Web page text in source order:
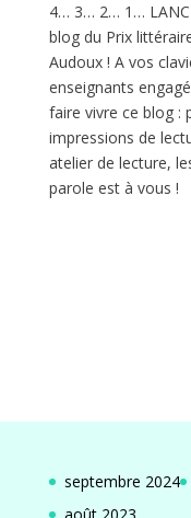
4… 3… 2… 1…
blog du Prix
Audoux ! A vos
enseignants
faire vivre ce blog :
impressions de
atelier de lecture,
parole est à vous !
septembre 2024